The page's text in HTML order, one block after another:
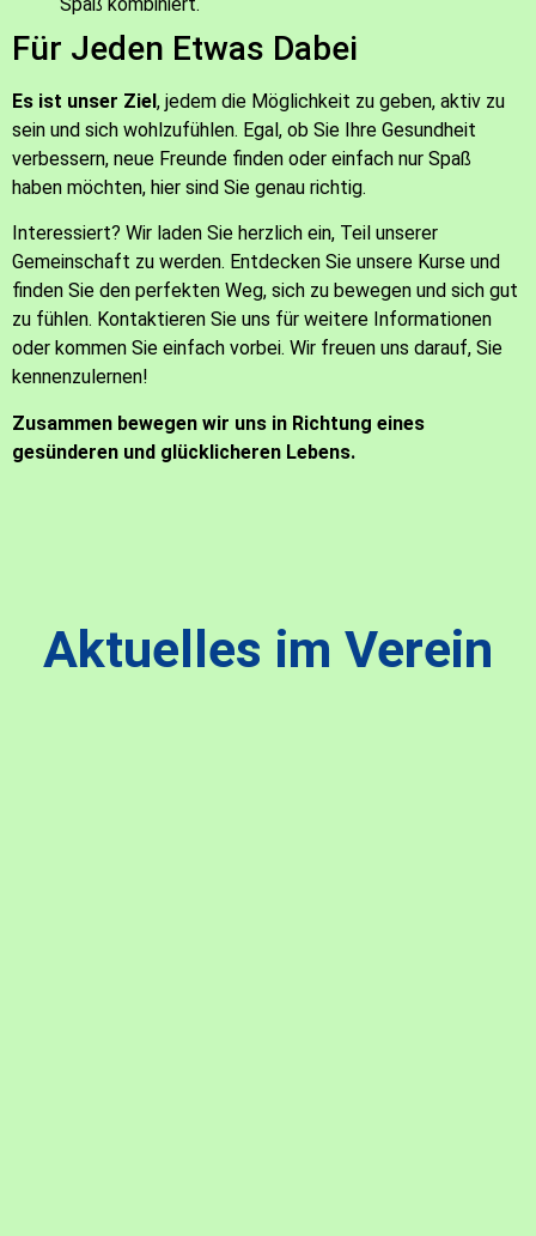
Für Jeden Etwas Dabei
Es ist unser Ziel, jedem die Möglichkeit zu geben, aktiv zu
sein und sich wohlzufühlen. Egal, ob Sie Ihre Gesundheit
verbessern, neue Freunde finden oder einfach nur Spaß
haben möchten, hier sind Sie genau richtig.
Interessiert? Wir laden Sie herzlich ein, Teil unserer
Gemeinschaft zu werden. Entdecken Sie unsere Kurse und
finden Sie den perfekten Weg, sich zu bewegen und sich gut
zu fühlen. Kontaktieren Sie uns für weitere Informationen
oder kommen Sie einfach vorbei. Wir freuen uns darauf, Sie
kennenzulernen!
Zusammen bewegen wir uns in Richtung eines
gesünderen und glücklicheren Lebens.
Aktuelles im Verein